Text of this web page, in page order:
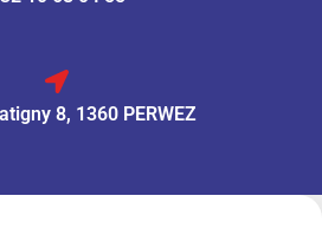
8, 1360 PERWEZ